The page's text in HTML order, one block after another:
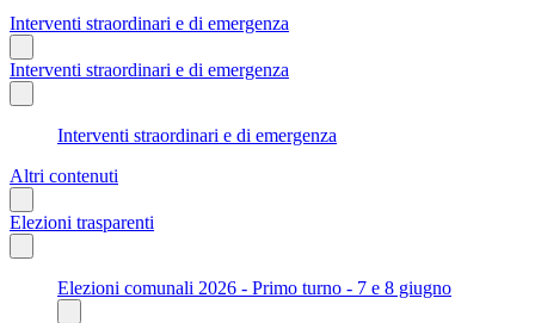
Interventi straordinari e di emergenza
Interventi straordinari e di emergenza
Interventi straordinari e di emergenza
Altri contenuti
Elezioni trasparenti
Elezioni comunali 2026 - Primo turno - 7 e 8 giugno